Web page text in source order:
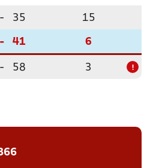
- 35 15
- 41 6
- 58 3 !